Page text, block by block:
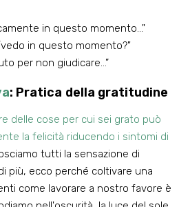
in questo momento..."
in questo momento?"
per non giudicare…”
: Pratica della gratitudine
delle cose per cui sei grato può
la felicità riducendo i sintomi di
tutti la sensazione di
più, ecco perché coltivare una
come lavorare a nostro favore è